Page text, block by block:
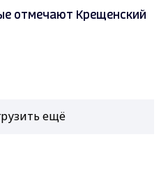
отмечают Крещенский
ещё